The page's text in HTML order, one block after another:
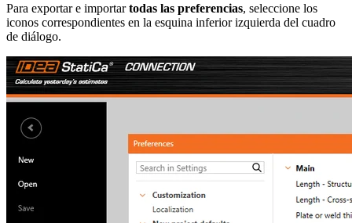
Para exportar e importartodas las preferencias, seleccione los
iconos correspondientes en la esquina inferior izquierda del cuadro
de diálogo.